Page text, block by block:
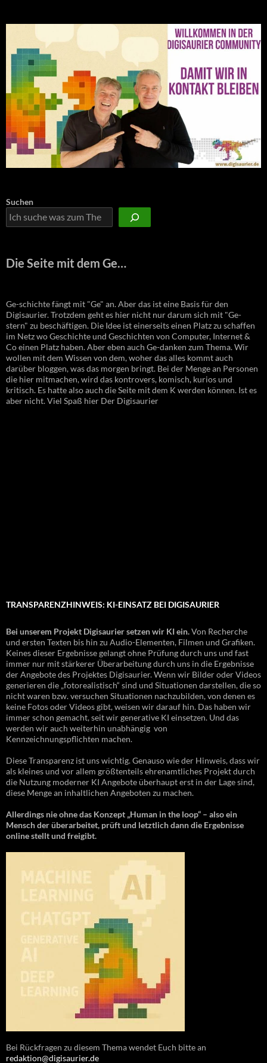
Suchen
Die Seite mit dem Ge…
Ge-schichte fängt mit "Ge" an. Aber das ist eine Basis für den
Digisaurier. Trotzdem geht es hier nicht nur darum sich mit "Ge-
stern" zu beschäftigen. Die Idee ist einerseits einen Platz zu schaffen
im Netz wo Geschichte und Geschichten von Computer, Internet &
Co einen Platz haben. Aber eben auch Ge-danken zum Thema. Wir
wollen mit dem Wissen von dem, woher das alles kommt auch
darüber bloggen, was das morgen bringt. Bei der Menge an Personen
die hier mitmachen, wird das kontrovers, komisch, kurios und
kritisch. Es hatte also auch die Seite mit dem K werden können. Ist es
aber nicht. Viel Spaß hier Der Digisaurier
TRANSPARENZHINWEIS: KI-EINSATZ BEI DIGISAURIER
Bei unserem Projekt Digisaurier setzen wir KI ein.Von Recherche
und ersten Texten bis hin zu Audio-Elementen, Filmen und Grafiken.
Keines dieser Ergebnisse gelangt ohne Prüfung durch uns und fast
immer nur mit stärkerer Überarbeitung durch uns in die Ergebnisse
der Angebote des Projektes Digisaurier. Wenn wir Bilder oder Videos
generieren die „fotorealistisch“ sind und Situationen darstellen, die so
nicht waren bzw. versuchen Situationen nachzubilden, von denen es
keine Fotos oder Videos gibt, weisen wir darauf hin. Das haben wir
immer schon gemacht, seit wir generative KI einsetzen. Und das
werden wir auch weiterhin unabhängig von
Kennzeichnungspflichten machen.
Diese Transparenz ist uns wichtig. Genauso wie der Hinweis, dass wir
als kleines und vor allem größtenteils ehrenamtliches Projekt durch
die Nutzung moderner KI Angebote überhaupt erst in der Lage sind,
diese Menge an inhaltlichen Angeboten zu machen.
Allerdings nie ohne das Konzept „Human in the loop“ – also ein
Mensch der überarbeitet, prüft und letztlich dann die Ergebnisse
online stellt und freigibt.
Bei Rückfragen zu diesem Thema wendet Euch bitte an
redaktion@digisaurier.de